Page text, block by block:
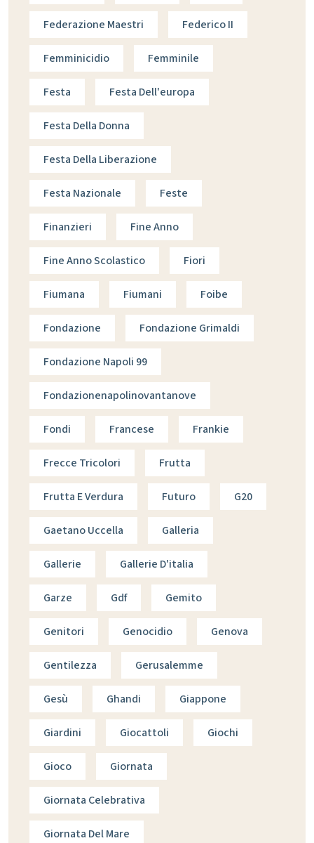
Federazione Maestri Federico II
Femminicidio Femminile
Festa Festa Dell'europa
Festa Della Donna
Festa Della Liberazione
Festa Nazionale Feste
Finanzieri Fine Anno
Fine Anno Scolastico Fiori
Fiumana Fiumani Foibe
Fondazione Fondazione Grimaldi
Fondazione Napoli 99
Fondazionenapolinovantanove
Fondi Francese Frankie
Frecce Tricolori Frutta
Frutta E Verdura Futuro G20
Gaetano Uccella Galleria
Gallerie Gallerie D'italia
Garze Gdf Gemito
Genitori Genocidio Genova
Gentilezza Gerusalemme
Gesù Ghandi Giappone
Giardini Giocattoli Giochi
Gioco Giornata
Giornata Celebrativa
Giornata Del Mare